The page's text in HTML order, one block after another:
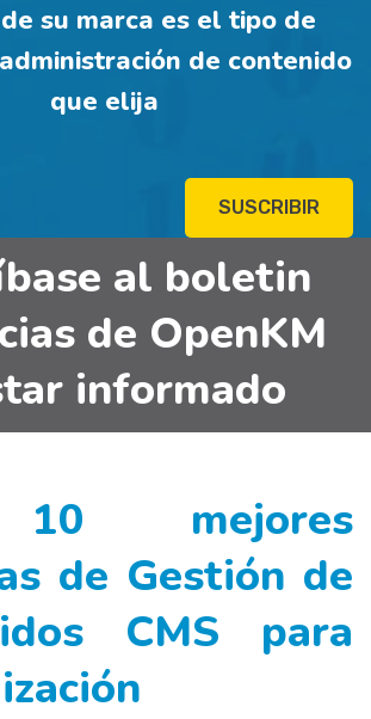
su marca es el tipo de
de contenido
que elija
SUSCRIBIR
al boletin
de OpenKM
informado
mejores
de Gestión de
CMS para